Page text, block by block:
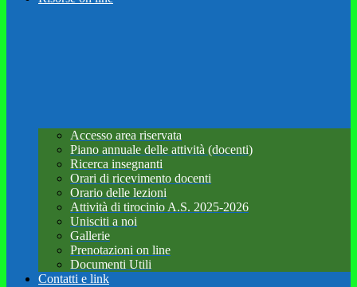
Accesso area riservata
Piano annuale delle attività (docenti)
Ricerca insegnanti
Orari di ricevimento docenti
Orario delle lezioni
Attività di tirocinio A.S. 2025-2026
Unisciti a noi
Gallerie
Prenotazioni on line
Documenti Utili
Contatti e link